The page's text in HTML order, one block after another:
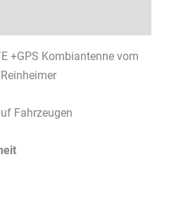
+GPS Kombiantenne vom
Fahrzeugen